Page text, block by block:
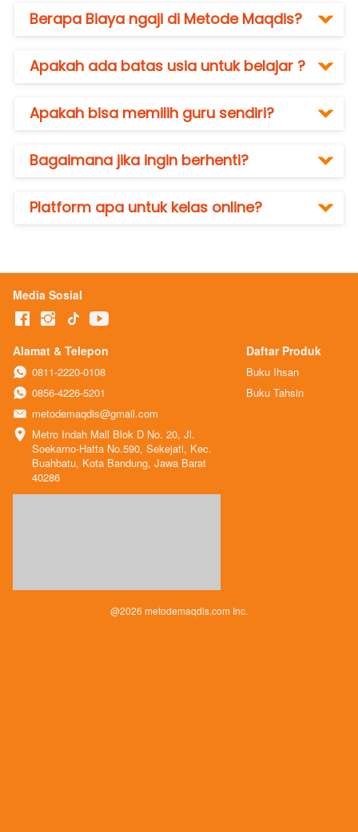
Berapa Biaya ngaji di Metode Maqdis?
Apakah ada batas usia untuk belajar ?
Apakah bisa memilih guru sendiri?
Bagaimana jika ingin berhenti?
Platform apa untuk kelas online?
Media Sosial
Alamat & Telepon
0811-2220-0108
0856-4226-5201
metodemaqdis@gmail.com
Metro Indah Mall Blok D No. 20, Jl.
Soekarno-Hatta No.590, Sekejati, Kec.
Buahbatu, Kota Bandung, Jawa Barat
40286
Daftar Produk
Buku Ihsan
Buku Tahsin
@2026 metodemaqdis.com Inc.